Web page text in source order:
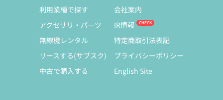
利用業種で探す
アクセサリ・パーツ
無線機レンタル
リースする(サブスク)
中古で購入する
会社案内
IR情報
特定商取引法表記
プライバシーポリシー
English Site